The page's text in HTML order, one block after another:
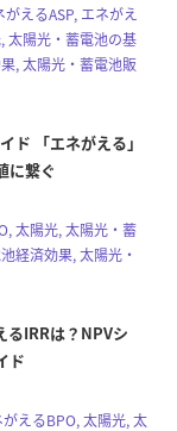
えるASP, エネがえ
太陽光・蓄電池の基
, 太陽光・蓄電池販
ド 「エネがえる」
に繋ぐ
太陽光, 太陽光・蓄
経済効果, 太陽光・
るIRRは？NPVシ
ド
えるBPO, 太陽光, 太